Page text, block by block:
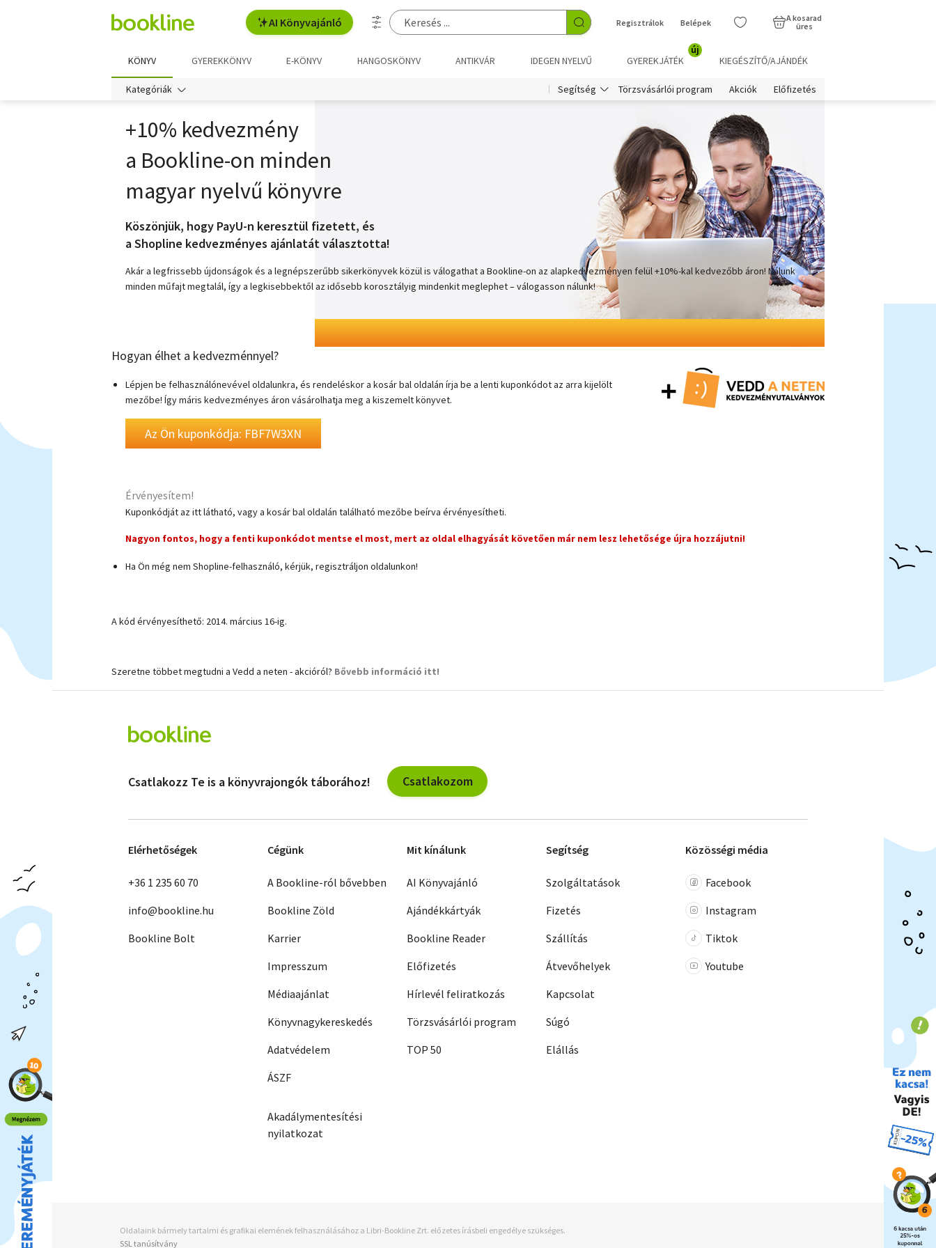
AI Könyvajánló Regisztrálok Belépek
A kosarad
üres
KÖNYV GYEREKKÖNYV E-KÖNYV HANGOSKÖNYV ANTIKVÁR IDEGEN NYELVŰ GYEREKJÁTÉK
új
KIEGÉSZÍTŐ/AJÁNDÉK
Kategóriák Segítség Törzsvásárlói program Akciók Előfizetés
+10% kedvezmény
a Bookline-on minden
magyar nyelvű könyvre
Köszönjük, hogy PayU-n keresztül fizetett, és
a Shopline kedvezményes ajánlatát választotta!
Akár a legfrissebb újdonságok és a legnépszerűbb sikerkönyvek közül is válogathat a Bookline-on az alapkedvezményen felül +10%-kal kedvezőbb áron! Nálunk
minden műfajt megtalál, így a legkisebbektől az idősebb korosztályig mindenkit meglephet – válogasson nálunk!
Hogyan élhet a kedvezménnyel?
Lépjen be felhasználónevével oldalunkra, és rendeléskor a kosár bal oldalán írja be a lenti kuponkódot az arra kijelölt
mezőbe! Így máris kedvezményes áron vásárolhatja meg a kiszemelt könyvet.
Az Ön kuponkódja: FBF7W3XN
Érvényesítem!
Kuponkódját az itt látható, vagy a kosár bal oldalán található mezőbe beírva érvényesítheti.
Nagyon fontos, hogy a fenti kuponkódot mentse el most, mert az oldal elhagyását követően már nem lesz lehetősége újra hozzájutni!
Ha Ön még nem Shopline-felhasználó, kérjük, regisztráljon oldalunkon!
A kód érvényesíthető: 2014. március 16-ig.
Szeretne többet megtudni a Vedd a neten - akcióról? Bővebb információ itt!
Csatlakozz Te is a könyvrajongók táborához! Csatlakozom
Elérhetőségek
+36 1 235 60 70
info@bookline.hu
Bookline Bolt
Cégünk
A Bookline-ról bővebben
Bookline Zöld
Karrier
Impresszum
Médiaajánlat
Könyvnagykereskedés
Adatvédelem
ÁSZF
Akadálymentesítési
nyilatkozat
Mit kínálunk
AI Könyvajánló
Ajándékkártyák
Bookline Reader
Előfizetés
Hírlevél feliratkozás
Törzsvásárlói program
TOP 50
Segítség
Szolgáltatások
Fizetés
Szállítás
Átvevőhelyek
Kapcsolat
Súgó
Elállás
Közösségi média
Facebook
Instagram
Tiktok
Youtube
Oldalaink bármely tartalmi és grafikai elemének felhasználásához a Libri-Bookline Zrt. előzetes írásbeli engedélye szükséges.
SSL tanúsítvány